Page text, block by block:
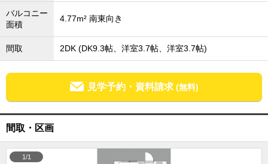
バルコニー
面積
4.77m² 南東向き
間取 2DK (DK9.3帖、洋室3.7帖、洋室3.7帖)
見学予約・資料請求 (無料)
間取・区画
1/1
船橋･市川･浦安方面エリアの新築一戸建
船橋･市川･浦安方面エリアの中古一戸建
船橋･市川･浦安方面エリアのマンション
船橋･市川･浦安方面エリアの土地
千葉市エリアの新築一戸建
千葉市エリアの中古一戸建
千葉市エリアのマンション
千葉市エリアの土地
外房エリア
外房エリアの新築一戸建
外房エリアの中古一戸建